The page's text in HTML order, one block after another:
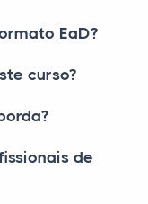
EaD?
curso?
de